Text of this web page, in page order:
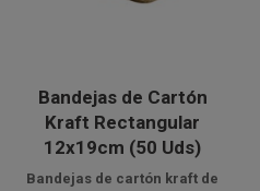
Bandejas de Cartón
Kraft Rectangular
12x19cm (50 Uds)
Bandejas de cartón kraft de